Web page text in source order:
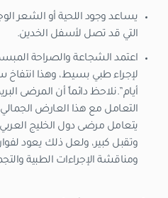
يساعد وجود اللحية أو الشعر
التي قد تصل لأسفل الخدين.
اعتمد الشجاعة والصراحة
لإجراء طبي بسيط، وهذا
أيام”.نلاحظ دائماً أن المرضى
التعامل مع هذا العارض الجمالي
يتعامل مرضى دول الخليج
وتقبل كبير، ولعل ذلك يعود
ومناقشة الإجراءات الطبية